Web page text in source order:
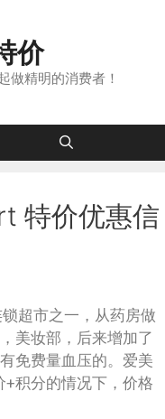
价
做精明的消费者！
特价优惠信
超市之一，从药房做
美妆部，后来增加了
免费量血压的。爱美
积分的情况下，价格